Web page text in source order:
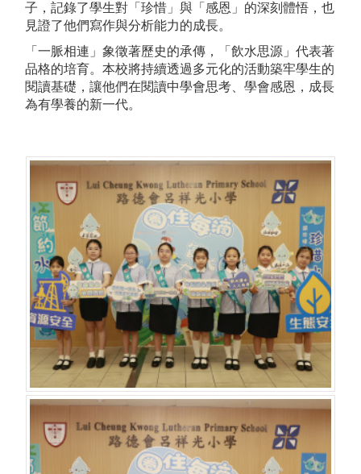
子，記錄了學生對「珍惜」與「感恩」的深刻體悟，也
見證了他們寫作與分析能力的成長。
「一脈相連」象徵著歷史的承傳，「飲水思源」代表著
品格的培育。本校將持續透過多元化的活動築牢學生的
閱讀基礎，讓他們在閱讀中學會思考、學會感恩，成長
為有學養的新一代。